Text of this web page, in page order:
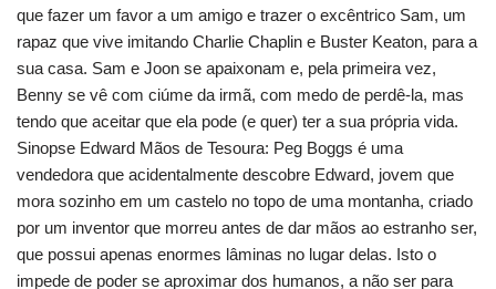
que fazer um favor a um amigo e trazer o excêntrico Sam, um
rapaz que vive imitando Charlie Chaplin e Buster Keaton, para a
sua casa. Sam e Joon se apaixonam e, pela primeira vez,
Benny se vê com ciúme da irmã, com medo de perdê-la, mas
tendo que aceitar que ela pode (e quer) ter a sua própria vida.
Sinopse Edward Mãos de Tesoura: Peg Boggs é uma
vendedora que acidentalmente descobre Edward, jovem que
mora sozinho em um castelo no topo de uma montanha, criado
por um inventor que morreu antes de dar mãos ao estranho ser,
que possui apenas enormes lâminas no lugar delas. Isto o
impede de poder se aproximar dos humanos, a não ser para